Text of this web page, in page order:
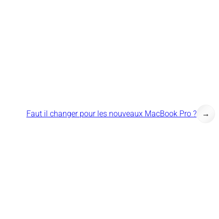
Faut il changer pour les nouveaux MacBook Pro ? →